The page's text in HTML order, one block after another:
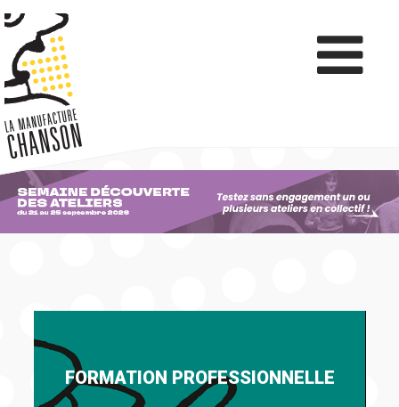
FORMATION PROFESSIONNELLE